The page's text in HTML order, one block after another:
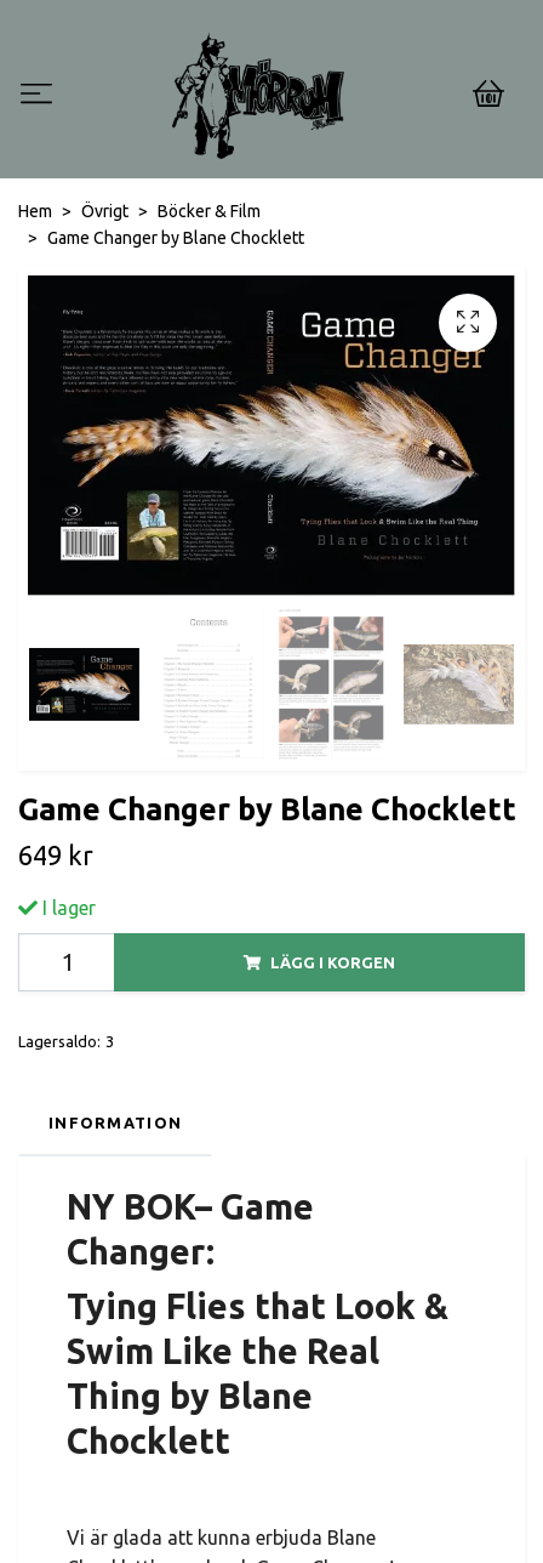
0
Hem Övrigt
Böcker & Film
Game Changer by Blane Chocklett
Game Changer by Blane Chocklett
649 kr
I lager
LÄGG I KORGEN
Lagersaldo: 3
INFORMATION
NY BOK– Game
Changer:
Tying Flies that Look &
Swim Like the Real
Thing by Blane
Chocklett
Vi är glada att kunna erbjuda Blane